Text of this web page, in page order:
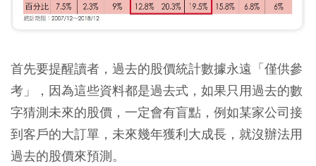
首先要提醒讀者， 過去的股價統計數據永遠「僅供參
考」
，因為這些資料都是過去式，如果只用過去的數
字猜測未來的股價，一定會有盲點，例如某家公司接
到客戶的大訂單，未來幾年獲利大成長，就沒辦法用
過去的股價來預測。